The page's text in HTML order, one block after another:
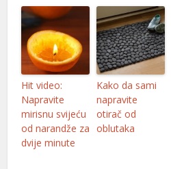
Hit video:
Napravite
mirisnu svijeću
od narandže za
dvije minute
Kako da sami
napravite
otirač od
oblutaka